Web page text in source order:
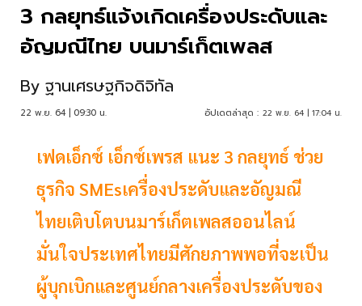
3 กลยุทธ์แจ้งเกิดเครื่องประดับและ
อัญมณีไทย บนมาร์เก็ตเพลส
By ฐานเศรษฐกิจดิจิทัล
22 พ.ย. 64 | 09:30 น. อัปเดตล่าสุด : 22 พ.ย. 64 | 17:04 น.
เฟดเอ็กซ์ เอ็กซ์เพรส แนะ 3 กลยุทธ์ ช่วย
ธุรกิจ SMEsเครื่องประดับและอัญมณี
ไทยเติบโตบนมาร์เก็ตเพลสออนไลน์
มั่นใจประเทศไทยมีศักยภาพพอที่จะเป็น
ผู้บุกเบิกและศูนย์กลางเครื่องประดับของ